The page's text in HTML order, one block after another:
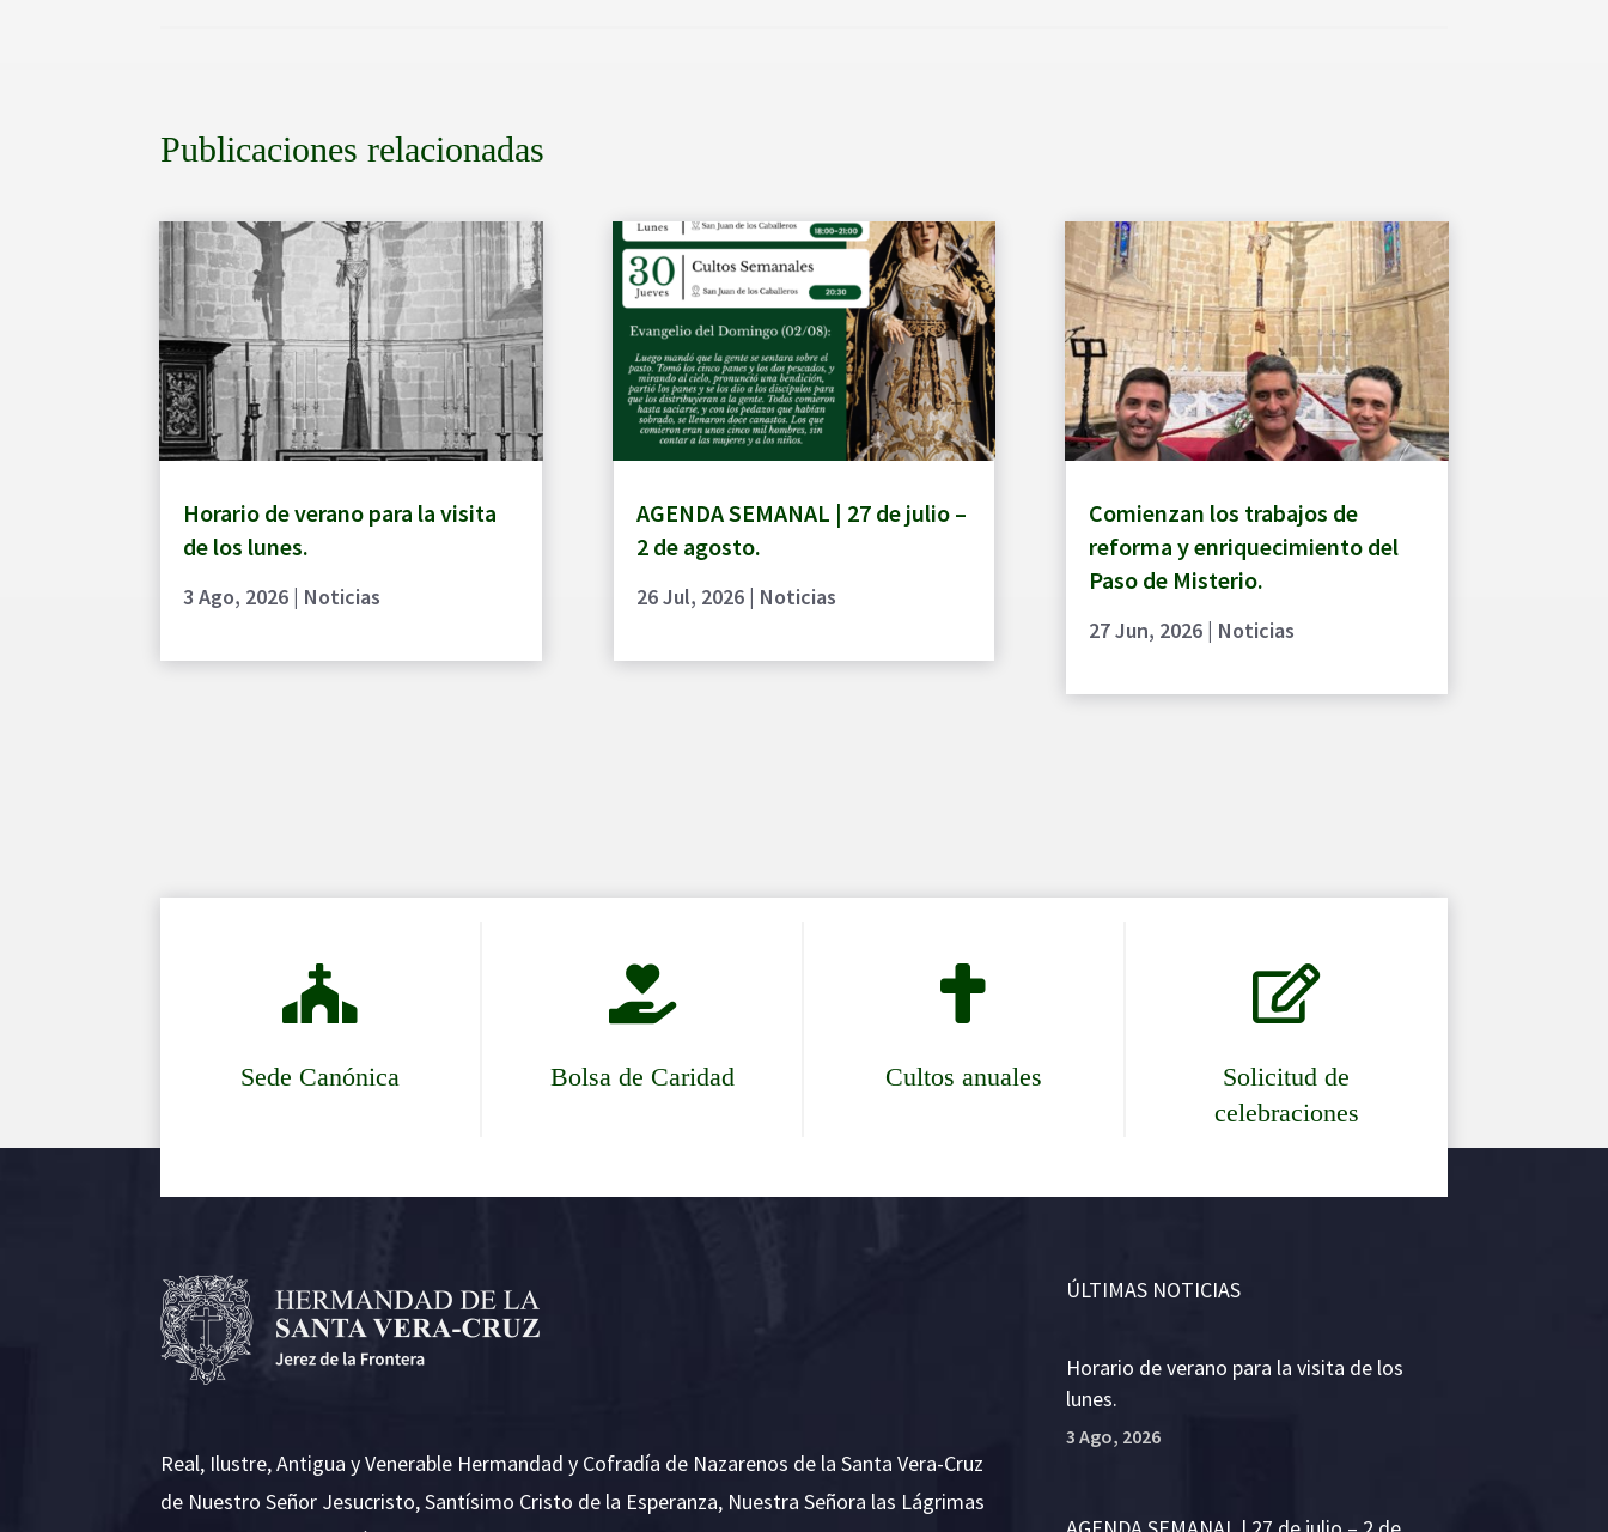
Publicaciones relacionadas
Horario de verano para la visita
de los lunes.
3 Ago, 2026 | Noticias
AGENDA SEMANAL | 27 de julio –
2 de agosto.
26 Jul, 2026| Noticias
Comienzan los trabajos de
reforma y enriquecimiento del
Paso de Misterio.
27 Jun, 2026| Noticias

Sede Canónica

Bolsa de Caridad

Cultos anuales

Solicitud de
celebraciones
Real, Ilustre, Antigua y Venerable Hermandad y Cofradía de Nazarenos de la Santa Vera-Cruz
de Nuestro Señor Jesucristo, Santísimo Cristo de la Esperanza, Nuestra Señora las Lágrimas
ÚLTIMAS NOTICIAS
Horario de verano para la visita de los
lunes.
3 Ago, 2026